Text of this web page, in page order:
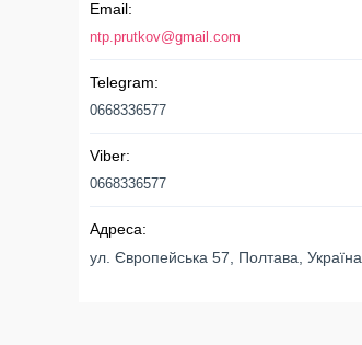
ntp.prutkov@gmail.com
0668336577
0668336577
ул. Європейська 57, Полтава, Україна